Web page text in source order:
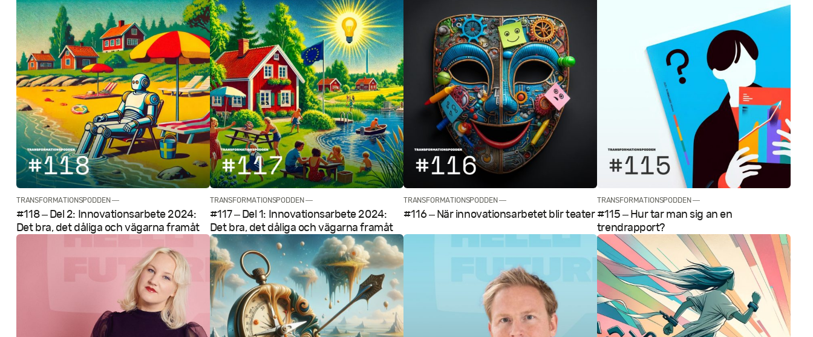
TRANSFORMATIONSPODDEN —
#118 – Del 2: Innovations­arbete 2024:
Det bra, det dåliga och vägarna framåt
TRANSFORMATIONSPODDEN —
#117 – Del 1: Innovations­arbete 2024:
Det bra, det dåliga och vägarna framåt
TRANSFORMATIONSPODDEN —
#116 – När innovationsarbetet blir teater
TRANSFORMATIONSPODDEN —
#115 – Hur tar man sig an en
trendrapport?